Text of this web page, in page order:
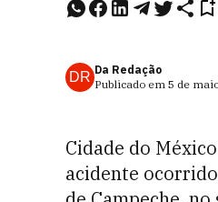
DR Da Redação
Publicado em 5 de
Cidade do
acidente